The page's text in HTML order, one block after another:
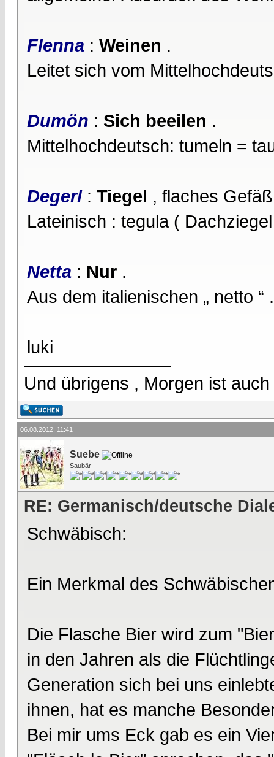
Flenna : Weinen .
Leitet sich vom
Dumön : Sich beeilen .
Mittelhochdeutsch: tumeln =
Degerl: Tiegel , flaches
Lateinisch : tegula (
Netta : Nur .
Aus dem italienischen „ netto “ .
luki
Und übrigens , Morgen ist
06.08.2012, 11:41
Suebe
Saubär
RE: Germanisch/deutsche
Schwäbisch:
Ein Merkmal des
Die Flasche Bier wird zum
in den Jahren als die
Generation sich bei uns
ihnen, hat es manche
Bei mir ums Eck gab es ein